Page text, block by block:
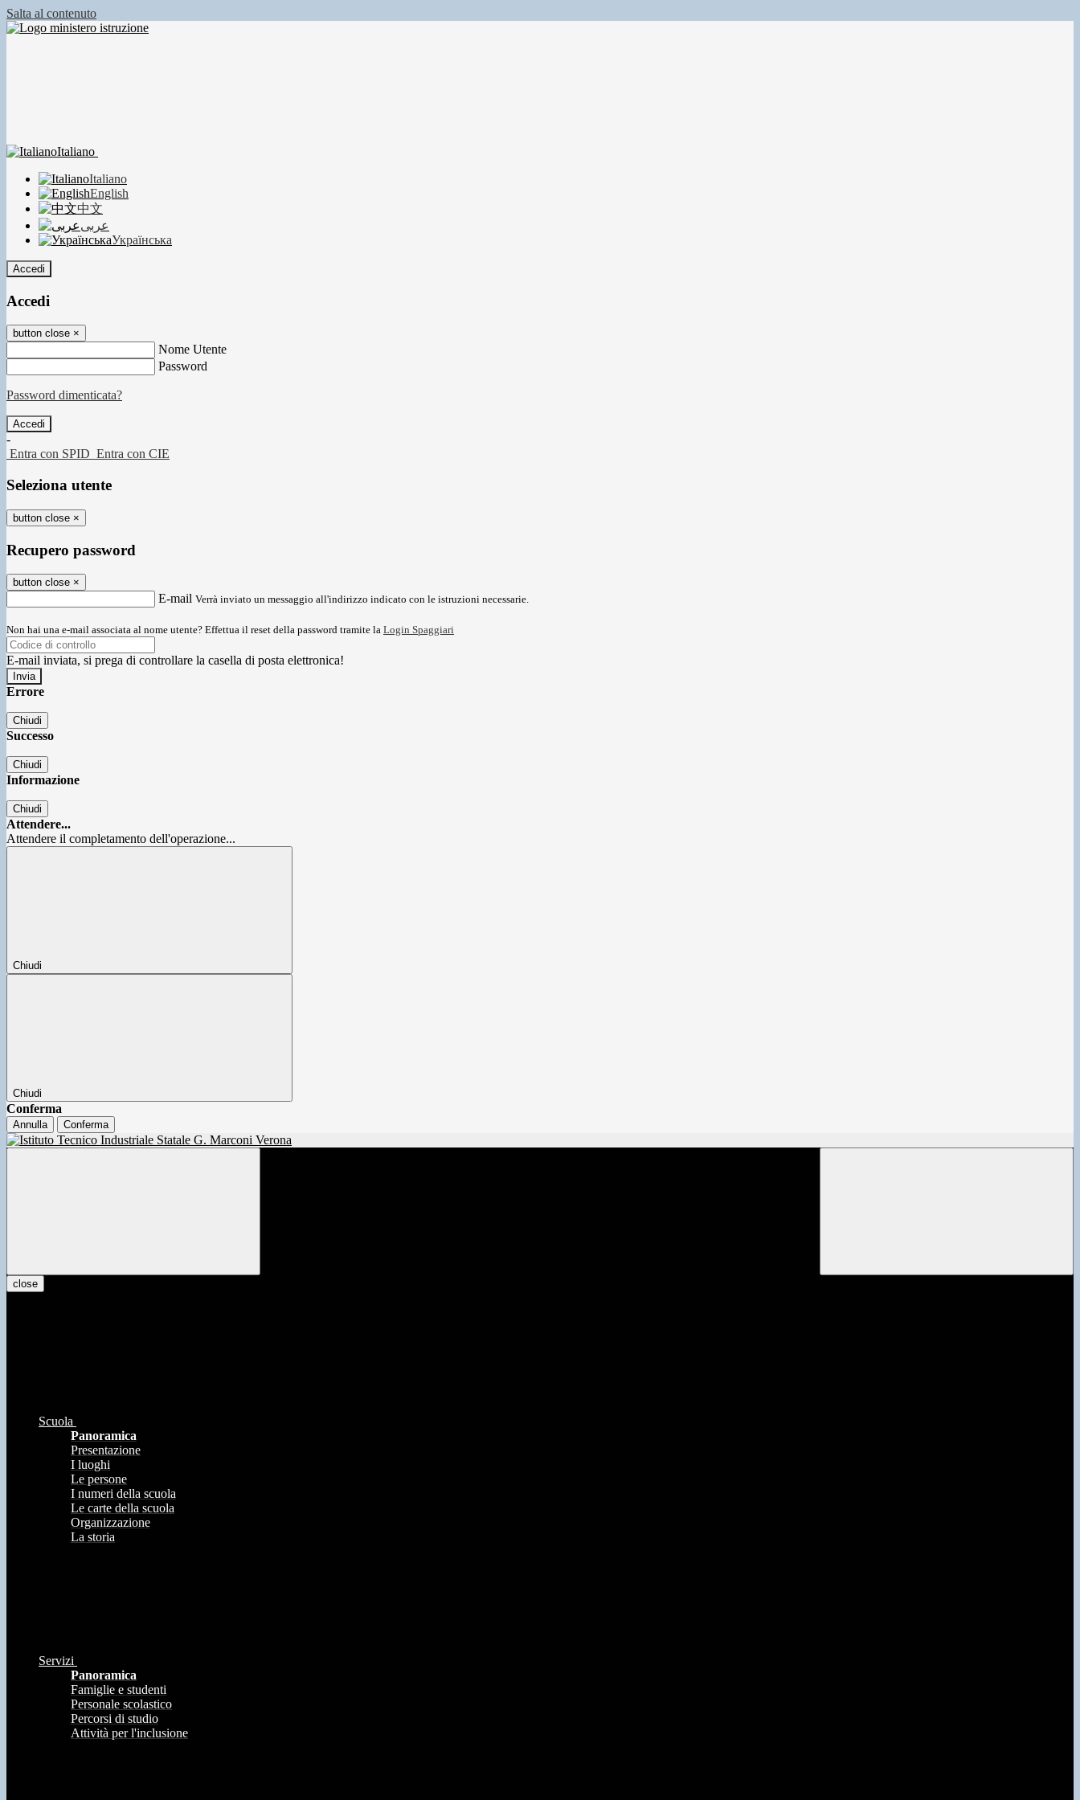
Salta al contenuto
Italiano
Italiano
English
中文
عربى
Українська
Accedi
Accedi
button close ×
Nome Utente
Password
Password dimenticata?
-
Entra con SPID Entra con CIE
Seleziona utente
button close ×
Recupero password
button close ×
E-mail Verrà inviato un messaggio all'indirizzo indicato con le istruzioni necessarie.
Non hai una e-mail associata al nome utente? Effettua il reset della password tramite la Login Spaggiari
E-mail inviata, si prega di controllare la casella di posta elettronica!
Errore
Chiudi
Successo
Chiudi
Informazione
Chiudi
Attendere...
Attendere il completamento dell'operazione...
Chiudi
Chiudi
Conferma
Annulla Conferma
close
Scuola
Panoramica
Presentazione
I luoghi
Le persone
I numeri della scuola
Le carte della scuola
Organizzazione
La storia
Servizi
Panoramica
Famiglie e studenti
Personale scolastico
Percorsi di studio
Attività per l'inclusione